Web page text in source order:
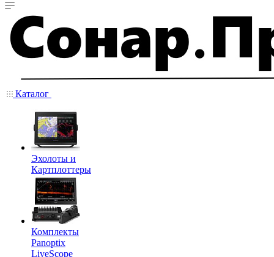
Каталог
Эхолоты и
Картплоттеры
Комплекты
Panoptix
LiveScope